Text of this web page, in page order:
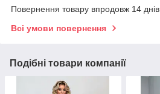
Повернення товару впродовж 14
Всі умови повернення
Подібні товари компанії